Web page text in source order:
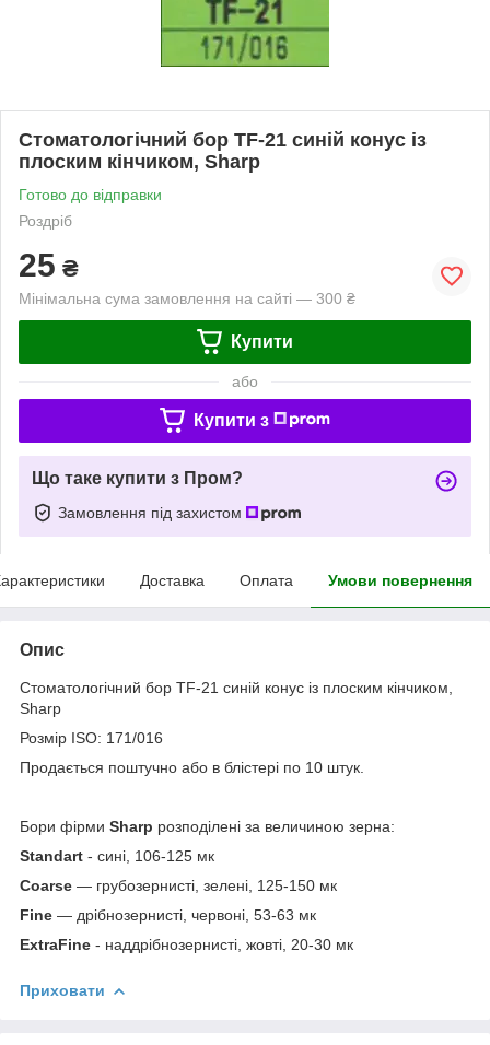
Стоматологічний бор TF-21 синій конус із
плоским кінчиком, Sharp
Готово до відправки
Роздріб
25 ₴
Мінімальна сума замовлення на сайті — 300 ₴
Купити
або
Купити з
Що таке купити з Пром?
Замовлення під захистом
Доставка Оплата Умови повернення
Опис
Стоматологічний бор TF-21 синій конус із плоским кінчиком,
Sharp
Розмір ISO: 171/016
Продається поштучно або в блістері по 10 штук.
Бори фірми Sharp розподілені за величиною зерна:
Standart - сині, 106-125 мк
Coarse — грубозернисті, зелені, 125-150 мк
Fine — дрібнозернисті, червоні, 53-63 мк
ExtraFine - наддрібнозернисті, жовті, 20-30 мк
Приховати